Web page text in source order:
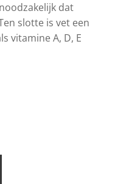
dat
slotte is vet een
vitamine A, D, E